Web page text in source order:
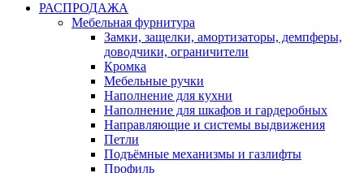
РАСПРОДАЖА
Мебельная фурнитура
Замки, защелки, амортизаторы, демпферы,
доводчики, ограничители
Кромка
Мебельные ручки
Наполнение для кухни
Наполнение для шкафов и гардеробных
Направляющие и системы выдвижения
Петли
Подъёмные механизмы и газлифты
Профиль